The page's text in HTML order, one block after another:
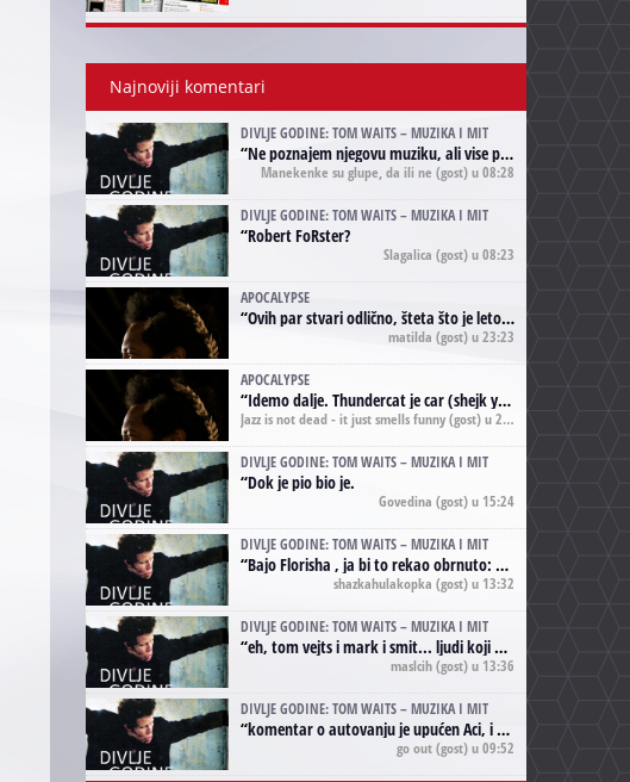
Najnoviji komentari
DIVLJE GODINE: TOM WAITS – MUZIKA I MIT
“Ne poznajem njegovu muziku, ali vise puta nego sto sam to zazeleo gledao sam njegove umjetnicke slike na raznim stranama interneta. Te stoga zakljucujem da je Tom Waits Lady Gaga muzike namrstenih, ma
Manekenke su glupe, da ili ne (gost) u 08:28
DIVLJE GODINE: TOM WAITS – MUZIKA I MIT
“Robert FoRster?
Slagalica (gost) u 08:23
APOCALYPSE
“Ovih par stvari odlično, šteta što je leto pri kraju, a kaput koji te vervoatno podseća na pirotski ćilim je iz tradicije Navaho indijanaca ;)
matilda (gost) u 23:23
APOCALYPSE
“Idemo dalje. Thundercat je car (shejk yerbuti )!
Jazz is not dead - it just smells funny(gost) u 20:11
DIVLJE GODINE: TOM WAITS – MUZIKA I MIT
“Dok je pio bio je.
Govedina (gost) u 15:24
DIVLJE GODINE: TOM WAITS – MUZIKA I MIT
“Bajo Florisha , ja bi to rekao obrnuto: Beefheart je za Waitsa, isto sto i Hendrix za Lenny Kravitza
shazkahulakopka (gost) u 13:32
DIVLJE GODINE: TOM WAITS – MUZIKA I MIT
“eh, tom vejts i mark i smit... ljudi koji bi muzici više doprineli da su radili kao vozači tramvaja u gsp-u.
maslcih(gost) u 13:36
DIVLJE GODINE: TOM WAITS – MUZIKA I MIT
“komentar o autovanju je upućen Aci, i odnosi se na ono drugo autovanje...'senzualnost Waitsa' ;)
go out(gost) u 09:52